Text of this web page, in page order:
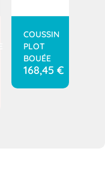
COUSSIN
PLOT
BOUÉE
168,45 €